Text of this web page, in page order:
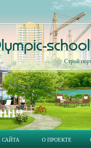
Строй
САЙТА О ПРОЕКТЕ